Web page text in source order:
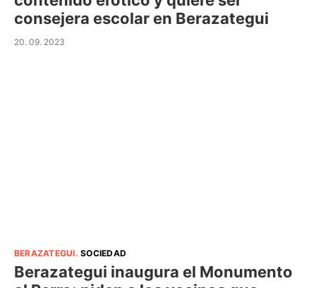
consejera escolar en Berazategui
20. 09. 2023
BERAZATEGUI.SOCIEDAD
Berazategui inaugura el Monumento